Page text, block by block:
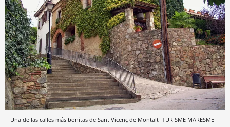
Una de las calles más bonitas de Sant Vicenç de Montalt TURISME MARESME